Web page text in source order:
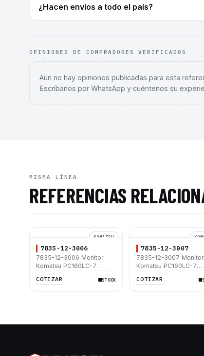
¿Hacen envíos a todo el país?
OPINIONES DE COMPRADORES VERIFICADOS
Aún no hay opiniones publicadas para esta
Escríbanos por WhatsApp y cuéntenos su
MISMA LÍNEA
REFERENCIAS
KOMATSU
7835-12-3006
7835-12-3006 Monitor
Komatsu PC160LC-7
PC300-7
COTIZAR STOCK
7835-12-3007
7835-12-3007 Monitor
Komatsu PC160LC-7
PC300-7
COTIZAR